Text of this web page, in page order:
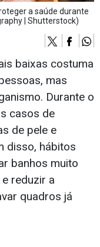
a saúde durante
| Shutterstock)
baixas costuma
mas
Durante o
casos de
de pele e
disso, hábitos
banhos muito
reduzir a
quadros já